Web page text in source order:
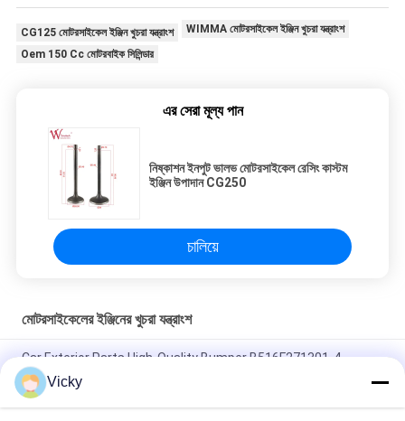
CG125 মোটরসাইকেল ইঞ্জিন খুচরা যন্ত্রাংশ
WIMMA মোটরসাইকেল ইঞ্জিন খুচরা যন্ত্রাংশ
Oem 150 Cc মোটরবাইক সিলিন্ডার
এর সেরা মূল্য পান
নিষ্কাশন ইনপুট ভালভ মোটরসাইকেল রেসিং কাস্টম
ইঞ্জিন উপাদান CG250
চালিয়ে
মোটরসাইকেলের ইঞ্জিনের খুচরা যন্ত্রাংশ
Car Exterior Parts High-Quality Bumper B516F271301-4
CHANAN OSHAN​ Z6 Starry White
স্টার্টার মোটর হন্ডা EX5 মোটরসাইকেল ইঞ্জিন খুচরা যন্ত্রাংশ সস্তা পাইকারি উচ্চ পারফরম্যান্স
Vicky